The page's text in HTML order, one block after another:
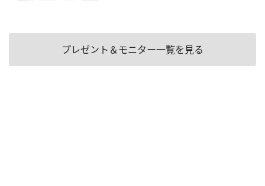
プレゼント＆モニター一覧を見る